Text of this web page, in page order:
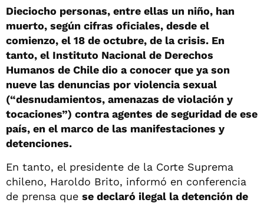
Dieciocho personas, entre ellas un niño, han
muerto, según cifras oficiales, desde el
comienzo, el 18 de octubre, de la crisis. En
tanto, el Instituto Nacional de Derechos
Humanos de Chile dio a conocer que ya son
nueve las denuncias por violencia sexual
(“desnudamientos, amenazas de violación y
tocaciones”) contra agentes de seguridad de ese
país, en el marco de las manifestaciones y
detenciones.
En tanto, el presidente de la Corte Suprema
chileno, Haroldo Brito, informó en conferencia
de prensa que se declaró ilegal la detención de